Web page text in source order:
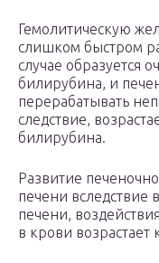
Гемолитическую
слишком быстром
случае образуется
билирубина, и
перерабатывать
следствие,
билирубина.
Развитие
печени вследствие
печени,
в крови возрастает